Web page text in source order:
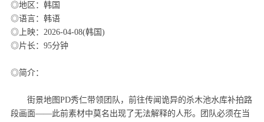
◎地区：韩国
◎语言：韩语
◎上映：2026-04-08(韩国)
◎片长：95分钟
◎简介：
街景地图PD秀仁带领团队，前往传闻诡异的杀木池水库补拍路
段画面——此前素材中莫名出现了无法解释的人形。团队必须在当